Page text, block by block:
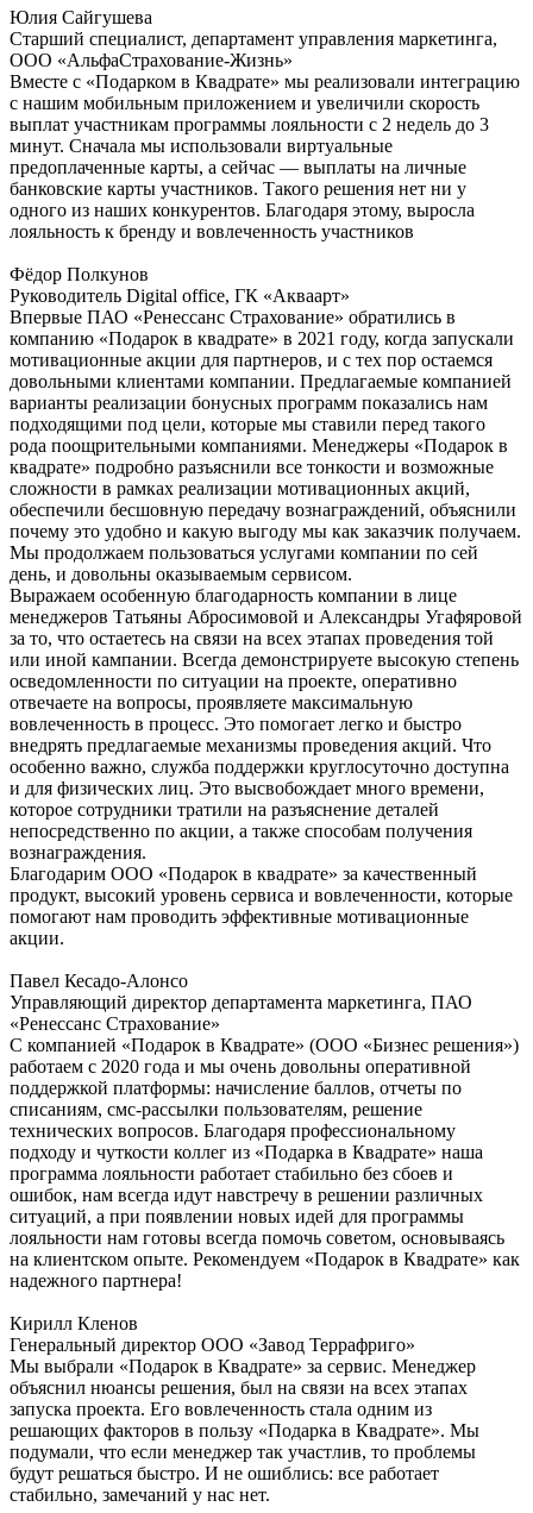
Юлия Сайгушева
Старший специалист, департамент управления маркетинга,
ООО «АльфаСтрахование-Жизнь»
Вместе с «Подарком в Квадрате» мы реализовали интеграцию
с нашим мобильным приложением и увеличили скорость
выплат участникам программы лояльности с 2 недель до 3
минут. Сначала мы использовали виртуальные
предоплаченные карты, а сейчас — выплаты на личные
банковские карты участников. Такого решения нет ни у
одного из наших конкурентов. Благодаря этому, выросла
лояльность к бренду и вовлеченность участников
Фёдор Полкунов
Руководитель Digital office, ГК «Акваарт»
Впервые ПАО «Ренессанс Страхование» обратились в
компанию «Подарок в квадрате» в 2021 году, когда запускали
мотивационные акции для партнеров, и с тех пор остаемся
довольными клиентами компании. Предлагаемые компанией
варианты реализации бонусных программ показались нам
подходящими под цели, которые мы ставили перед такого
рода поощрительными компаниями. Менеджеры «Подарок в
квадрате» подробно разъяснили все тонкости и возможные
сложности в рамках реализации мотивационных акций,
обеспечили бесшовную передачу вознаграждений, объяснили
почему это удобно и какую выгоду мы как заказчик получаем.
Мы продолжаем пользоваться услугами компании по сей
день, и довольны оказываемым сервисом.
Выражаем особенную благодарность компании в лице
менеджеров Татьяны Абросимовой и Александры Угафяровой
за то, что остаетесь на связи на всех этапах проведения той
или иной кампании. Всегда демонстрируете высокую степень
осведомленности по ситуации на проекте, оперативно
отвечаете на вопросы, проявляете максимальную
вовлеченность в процесс. Это помогает легко и быстро
внедрять предлагаемые механизмы проведения акций. Что
особенно важно, служба поддержки круглосуточно доступна
и для физических лиц. Это высвобождает много времени,
которое сотрудники тратили на разъяснение деталей
непосредственно по акции, а также способам получения
вознаграждения.
Благодарим ООО «Подарок в квадрате» за качественный
продукт, высокий уровень сервиса и вовлеченности, которые
помогают нам проводить эффективные мотивационные
акции.
Павел Кесадо-Алонсо
Управляющий директор департамента маркетинга, ПАО
«Ренессанс Страхование»
С компанией «Подарок в Квадрате» (ООО «Бизнес решения»)
работаем с 2020 года и мы очень довольны оперативной
поддержкой платформы: начисление баллов, отчеты по
списаниям, смс-рассылки пользователям, решение
технических вопросов. Благодаря профессиональному
подходу и чуткости коллег из «Подарка в Квадрате» наша
программа лояльности работает стабильно без сбоев и
ошибок, нам всегда идут навстречу в решении различных
ситуаций, а при появлении новых идей для программы
лояльности нам готовы всегда помочь советом, основываясь
на клиентском опыте. Рекомендуем «Подарок в Квадрате» как
надежного партнера!
Кирилл Кленов
Генеральный директор ООО «Завод Террафриго»
Мы выбрали «Подарок в Квадрате» за сервис. Менеджер
объяснил нюансы решения, был на связи на всех этапах
запуска проекта. Его вовлеченность стала одним из
решающих факторов в пользу «Подарка в Квадрате». Мы
подумали, что если менеджер так участлив, то проблемы
будут решаться быстро. И не ошиблись: все работает
стабильно, замечаний у нас нет.